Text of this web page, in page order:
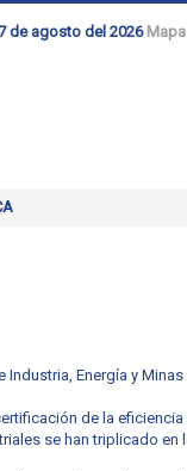
de agosto del 2026
Industria, Energía y Minas
de la
se han triplicado en